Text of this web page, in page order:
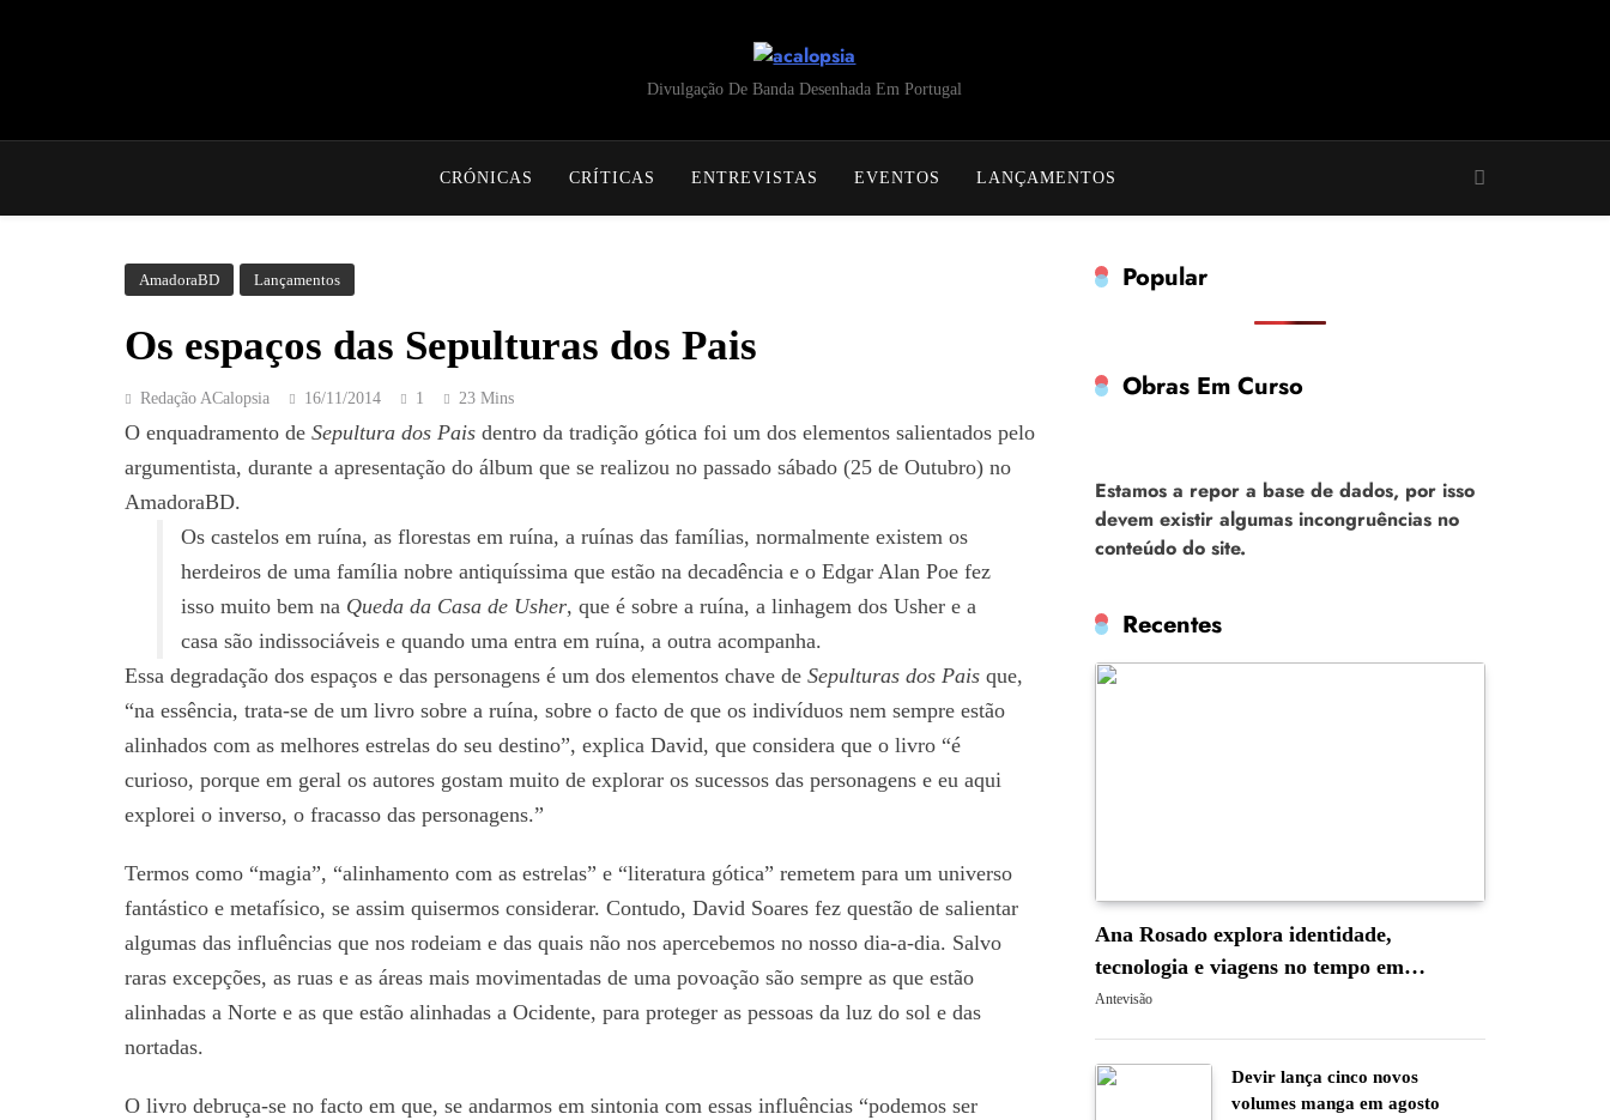
acalopsiaDivulgação De Banda Desenhada Em Portugal
CRÓNICAS CRÍTICAS ENTREVISTAS EVENTOS LANÇAMENTOS
AmadoraBD Lançamentos
Os espaços das Sepulturas dos Pais
Redação ACalopsia 16/11/2014 1 23 Mins
O enquadramento de Sepultura dos Pais dentro da tradição gótica foi um dos elementos salientados pelo
argumentista, durante a apresentação do álbum que se realizou no passado sábado (25 de Outubro) no
AmadoraBD.
Os castelos em ruína, as florestas em ruína, a ruínas das famílias, normalmente existem os
herdeiros de uma família nobre antiquíssima que estão na decadência e o Edgar Alan Poe fez
isso muito bem na Queda da Casa de Usher, que é sobre a ruína, a linhagem dos Usher e a
casa são indissociáveis e quando uma entra em ruína, a outra acompanha.
Essa degradação dos espaços e das personagens é um dos elementos chave de Sepulturas dos Pais que,
“na essência, trata-se de um livro sobre a ruína, sobre o facto de que os indivíduos nem sempre estão
alinhados com as melhores estrelas do seu destino”, explica David, que considera que o livro “é
curioso, porque em geral os autores gostam muito de explorar os sucessos das personagens e eu aqui
explorei o inverso, o fracasso das personagens.”
Termos como “magia”, “alinhamento com as estrelas” e “literatura gótica” remetem para um universo
fantástico e metafísico, se assim quisermos considerar. Contudo, David Soares fez questão de salientar
algumas das influências que nos rodeiam e das quais não nos apercebemos no nosso dia-a-dia. Salvo
raras excepções, as ruas e as áreas mais movimentadas de uma povoação são sempre as que estão
alinhadas a Norte e as que estão alinhadas a Ocidente, para proteger as pessoas da luz do sol e das
nortadas.
O livro debruça-se no facto em que, se andarmos em sintonia com essas influências “podemos ser
Popular
Obras Em Curso
Estamos a repor a base de dados, por isso
devem existir algumas incongruências no
conteúdo do site.
Recentes
Ana Rosado explora identidade,
tecnologia e viagens no tempo em
“Occam’s Blade: A Navalha de Occam”
Antevisão
Devir lança cinco novos
volumes manga em agosto